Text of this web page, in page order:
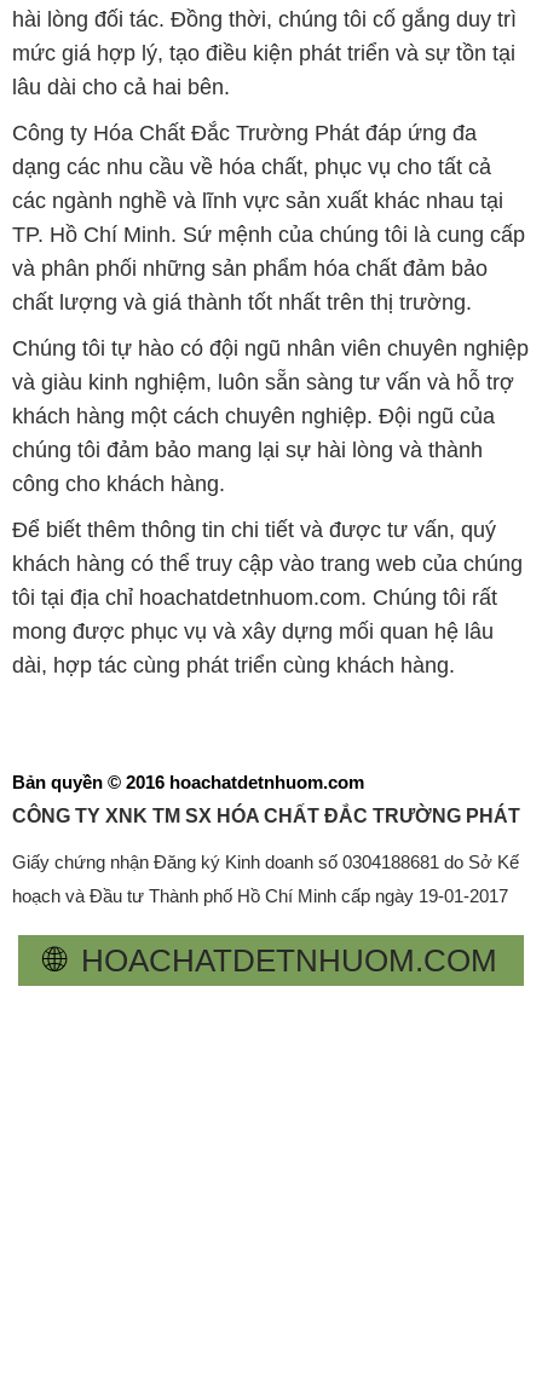
hài lòng đối tác. Đồng thời, chúng tôi cố gắng duy trì
mức giá hợp lý, tạo điều kiện phát triển và sự tồn tại
lâu dài cho cả hai bên.
Công ty Hóa Chất Đắc Trường Phát đáp ứng đa
dạng các nhu cầu về hóa chất, phục vụ cho tất cả
các ngành nghề và lĩnh vực sản xuất khác nhau tại
TP. Hồ Chí Minh. Sứ mệnh của chúng tôi là cung cấp
và phân phối những sản phẩm hóa chất đảm bảo
chất lượng và giá thành tốt nhất trên thị trường.
Chúng tôi tự hào có đội ngũ nhân viên chuyên nghiệp
và giàu kinh nghiệm, luôn sẵn sàng tư vấn và hỗ trợ
khách hàng một cách chuyên nghiệp. Đội ngũ của
chúng tôi đảm bảo mang lại sự hài lòng và thành
công cho khách hàng.
Để biết thêm thông tin chi tiết và được tư vấn, quý
khách hàng có thể truy cập vào trang web của chúng
tôi tại địa chỉ hoachatdetnhuom.com. Chúng tôi rất
mong được phục vụ và xây dựng mối quan hệ lâu
dài, hợp tác cùng phát triển cùng khách hàng.
Bản quyền © 2016 hoachatdetnhuom.com
CÔNG TY XNK TM SX HÓA CHẤT ĐẮC TRƯỜNG PHÁT
Giấy chứng nhận Đăng ký Kinh doanh số 0304188681 do Sở Kế
hoạch và Đầu tư Thành phố Hồ Chí Minh cấp ngày 19-01-2017
🌐 HOACHATDETNHUOM.COM